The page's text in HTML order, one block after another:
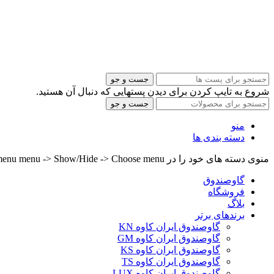
جست و جو
شروع به تایپ کردن برای دیدن پستهایی که دنبال آن هستید.
جست و جو
منو
دسته بندی ها
منوی دسته های خود را در Header builder -> Mobile -> Mobile menu menu -> Show/Hide -> Choose menu تنظیم کنید.
گاوصندوق
فروشگاه
بلاگ
برندهای برتر
گاوصندوق ایران کاوه KN
گاوصندوق ایران کاوه GM
گاوصندوق ایران کاوه KS
گاوصندوق ایران کاوه TS